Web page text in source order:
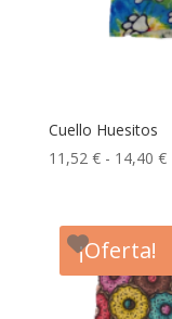
Cuello Huesitos
11,52 € - 14,40 €
¡Oferta!